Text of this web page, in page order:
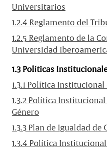
Universitarios
1.2.4 Reglamento del
1.2.5 Reglamento de la
Universidad
1.3 Políticas
1.3.1 Política
1.3.2 Política
Género
1.3.3 Plan de Igualdad de
1.3.4 Política